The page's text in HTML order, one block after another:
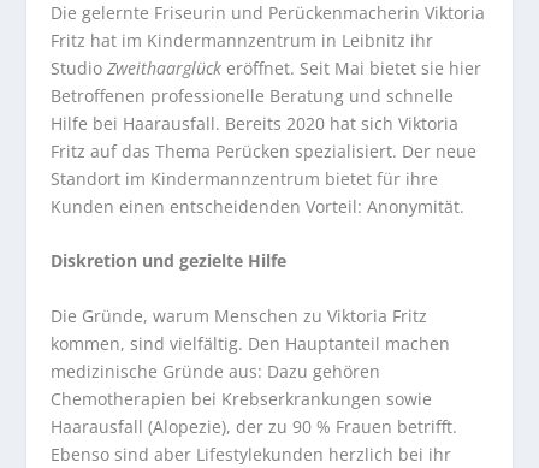
Die gelernte Friseurin und Perückenmacherin Viktoria
Fritz hat im Kindermannzentrum in Leibnitz ihr
StudioZweithaarglück eröffnet. Seit Mai bietet sie hier
Betroffenen professionelle Beratung und schnelle
Hilfe bei Haarausfall. Bereits 2020 hat sich Viktoria
Fritz auf das Thema Perücken spezialisiert. Der neue
Standort im Kindermannzentrum bietet für ihre
Kunden einen entscheidenden Vorteil: Anonymität.
Diskretion und gezielte Hilfe
Die Gründe, warum Menschen zu Viktoria Fritz
kommen, sind vielfältig. Den Hauptanteil machen
medizinische Gründe aus: Dazu gehören
Chemotherapien bei Krebserkrankungen sowie
Haarausfall (Alopezie), der zu 90 % Frauen betrifft.
Ebenso sind aber Lifestylekunden herzlich bei ihr